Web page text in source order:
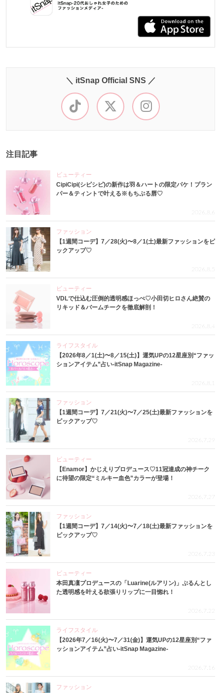
＼ itSnap Official SNS ／
注目記事
ビューティー
CipiCipi(シピシピ)の新作は羽＆ハートの限定パケ！プラン
パー＆ティントで叶える※もちぷる唇♡
2026.8.6
ファッション
【1週間コーデ】7／28(火)〜8／1(土)最新ファッションをピ
ックアップ♡
2026.8.5
ビューティー
VDLで仕込む圧倒的透明感ほっぺ♡小田切ヒロさん絶賛の
リキッド＆バームチークを徹底解剖！
2026.8.4
ライフスタイル
【2026年8／1(土)〜8／15(土)】運気UPの12星座別“ファッ
ションアイテム”占い-itSnap Magazine-
2026.8.1
ファッション
【1週間コーデ】7／21(火)〜7／25(土)最新ファッションを
ピックアップ♡
2026.7.29
ビューティー
【Enamor】かじえりプロデュース♡11冠達成の神チーク
に待望の限定“ミルキー血色”カラーが登場！
2026.7.27
ファッション
【1週間コーデ】7／14(火)〜7／18(土)最新ファッションを
ピックアップ♡
2026.7.23
ビューティー
本田真凜プロデュースの「Luarine(ルアリン)」ぷるんとし
た透明感を叶える欲張りリップに一目惚れ！
2026.7.22
ライフスタイル
【2026年7／16(火)〜7／31(金)】運気UPの12星座別“ファ
ッションアイテム”占い-itSnap Magazine-
2026.7.16
ファッション